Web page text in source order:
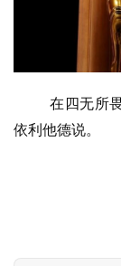
题
在四无所
依利他德说。